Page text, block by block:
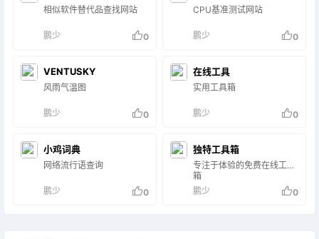
相似软件替代品查找网站
鹏少 0
CPU基准测试网站
鹏少 0
VENTUSKY
风雨气温图
鹏少 0
在线工具
实用工具箱
鹏少 0
小鸡词典
网络流行语查询
鹏少 0
独特工具箱
专注于体验的免费在线工具
箱
鹏少
0